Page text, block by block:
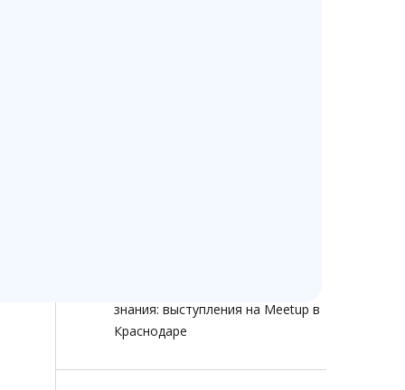
знания: выступления на Meetup в
Краснодаре